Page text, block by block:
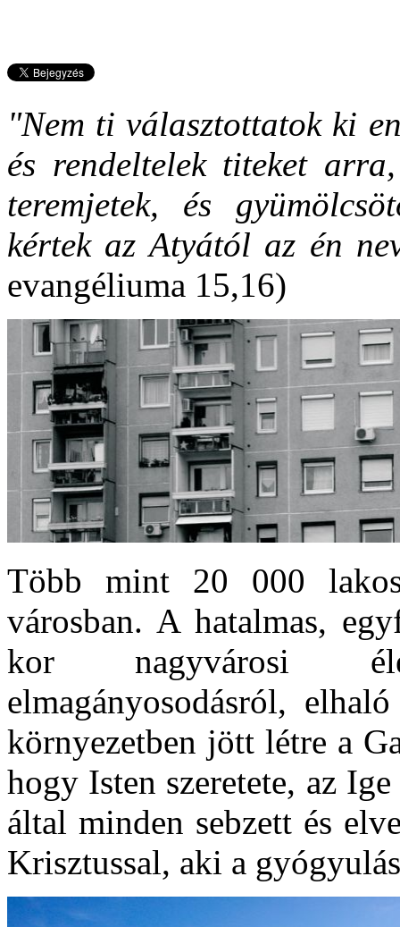
"Nem ti választottatok ki
és rendeltelek titeket arra,
teremjetek, és
kértek az Atyától az én
evangéliuma 15,16)
Több mint 20 000
városban. A hatalmas,
kor nagyvárosi
elmagányosodásról,
környezetben jött létre a
hogy Isten szeretete, az
által minden sebzett és
Krisztussal, aki a